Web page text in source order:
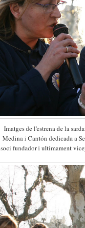
Imatges de l'estrena de la
Medina i Cantón dedicada a
soci fundador i ultimament